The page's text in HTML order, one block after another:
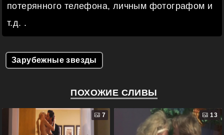
потерянного телефона, личным фотографом и
т.д. .
Зарубежные звезды
ПОХОЖИЕ СЛИВЫ
7 13